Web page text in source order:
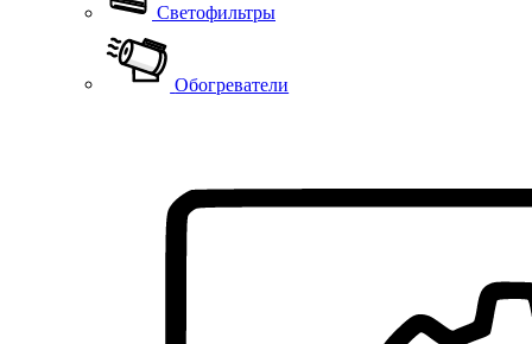
Светофильтры
Обогреватели